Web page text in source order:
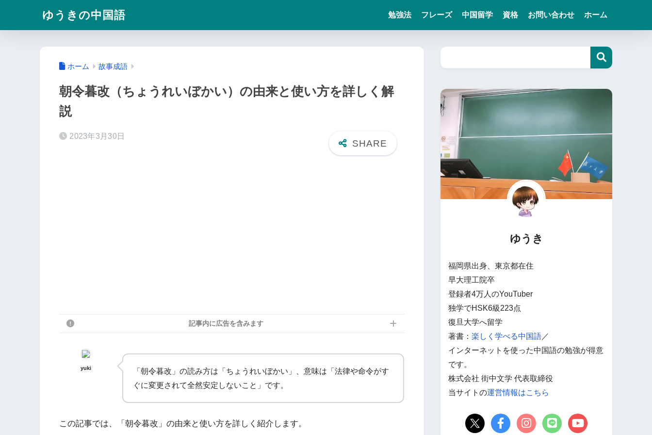
ゆうきの中国語 勉強法 フレーズ 中国留学 資格 お問い合わせ ホーム
ホーム 故事成語
朝令暮改（ちょうれいぼかい）の由来と使い方を詳しく解
説
2023年3月30日
記事内に広告を含みます
yuki
「朝令暮改」の読み方は「ちょうれいぼかい」、意味は「法律や命令がす
ぐに変更されて全然安定しないこと」です。
この記事では、「朝令暮改」の由来と使い方を詳しく紹介します。
ゆうき
福岡県出身、東京都在住
早大理工院卒
登録者4万人のYouTuber
独学でHSK6級223点
復旦大学へ留学
著書： 楽しく学べる中国語 ／
インターネットを使った中国語の勉強が得意
です。
株式会社 街中文学 代表取締役
当サイトの運営情報はこちら